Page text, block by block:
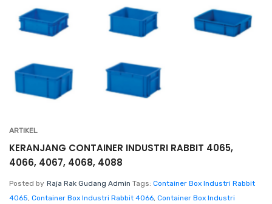
ARTIKEL
KERANJANG CONTAINER INDUSTRI RABBIT 4065,
4066, 4067, 4068, 4088
Posted by Raja Rak Gudang Admin Tags: Container Box Industri Rabbit
4065, Container Box Industri Rabbit 4066, Container Box Industri